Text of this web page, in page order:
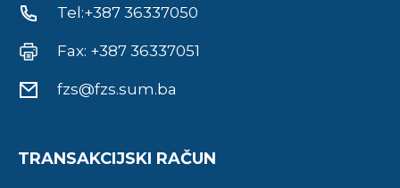
Tel:+387 36337050
Fax: +387 36337051
fzs@fzs.sum.ba
TRANSAKCIJSKI RAČUN